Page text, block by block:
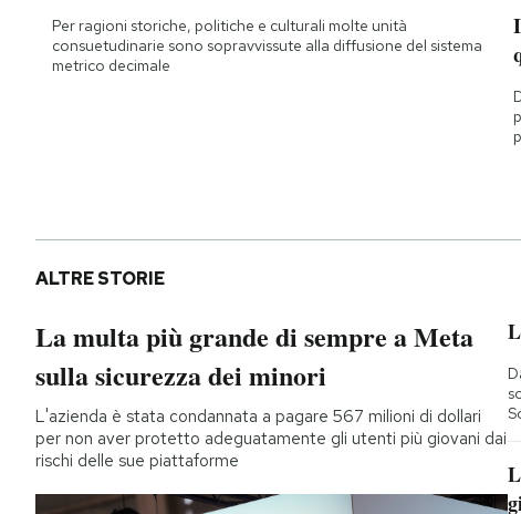
Per ragioni storiche, politiche e culturali molte unità
consuetudinarie sono sopravvissute alla diffusione del sistema
metrico decimale
ALTRE STORIE
La multa più grande di sempre a Meta
sulla sicurezza dei minori
L'azienda è stata condannata a pagare 567 milioni di dollari
per non aver protetto adeguatamente gli utenti più giovani dai
rischi delle sue piattaforme